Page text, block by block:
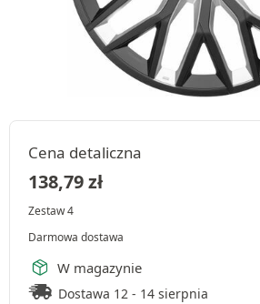
Cena detaliczna
138,79zł
Zestaw 4
Darmowa dostawa
W magazynie
Dostawa 12 - 14 sierpnia